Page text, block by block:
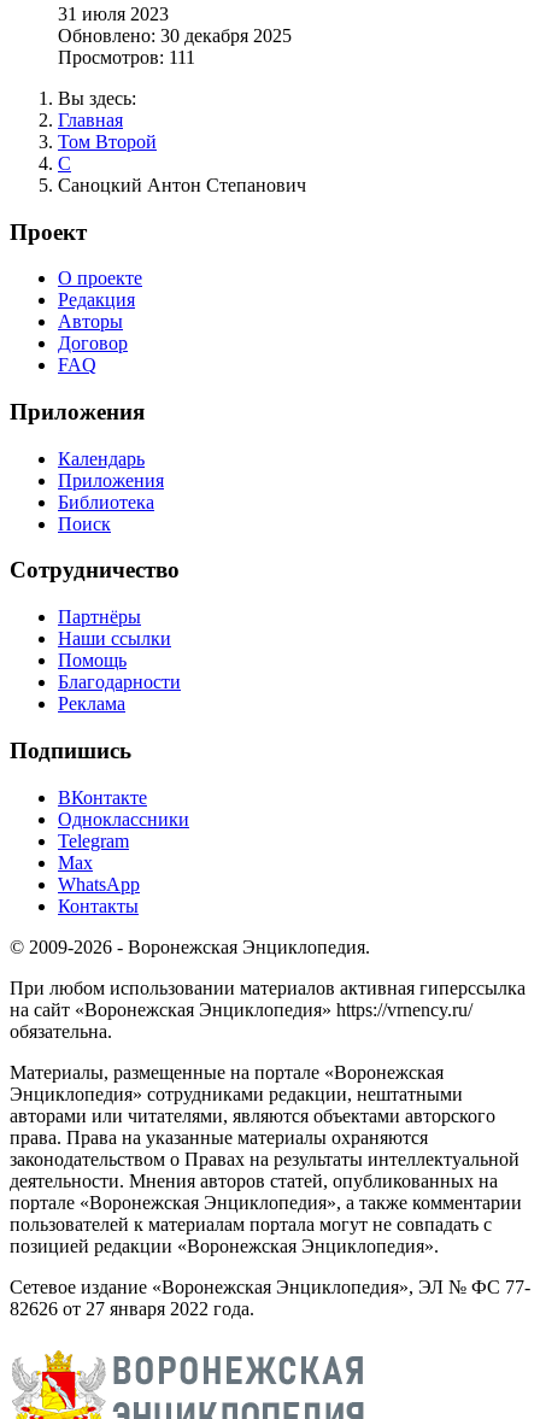
31 июля 2023
Обновлено: 30 декабря 2025
Просмотров: 111
Вы здесь:
Главная
Том Второй
С
Саноцкий Антон Степанович
Проект
О проекте
Редакция
Авторы
Договор
FAQ
Приложения
Календарь
Приложения
Библиотека
Поиск
Сотрудничество
Партнёры
Наши ссылки
Помощь
Благодарности
Реклама
Подпишись
ВКонтакте
Одноклассники
Telegram
Max
WhatsApp
Контакты
© 2009-2026 - Воронежская Энциклопедия.
При любом использовании материалов активная гиперссылка
на сайт «Воронежская Энциклопедия» https://vrnency.ru/
обязательна.
Материалы, размещенные на портале «Воронежская
Энциклопедия» сотрудниками редакции, нештатными
авторами или читателями, являются объектами авторского
права. Права на указанные материалы охраняются
законодательством о Правах на результаты интеллектуальной
деятельности. Мнения авторов статей, опубликованных на
портале «Воронежская Энциклопедия», а также комментарии
пользователей к материалам портала могут не совпадать с
позицией редакции «Воронежская Энциклопедия».
Сетевое издание «Воронежская Энциклопедия», ЭЛ № ФС 77-
82626 от 27 января 2022 года.